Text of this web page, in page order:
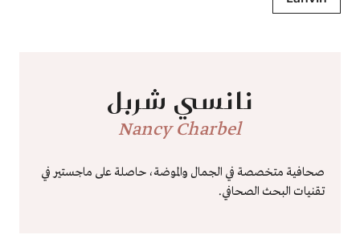
نانسي شربل
Nancy Charbel
صحافية متخصصة في الجمال والموضة، حاصلة على ماجستير في
تقنيات البحث الصحافي.